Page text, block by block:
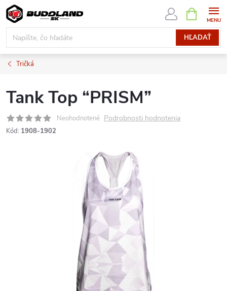
Prejsť
na
obsah
HĽADAŤ
KOŠÍK
Tričká
Tank Top “PRISM”
Neohodnotené Podrobnosti hodnotenia
Kód: 1908-1902